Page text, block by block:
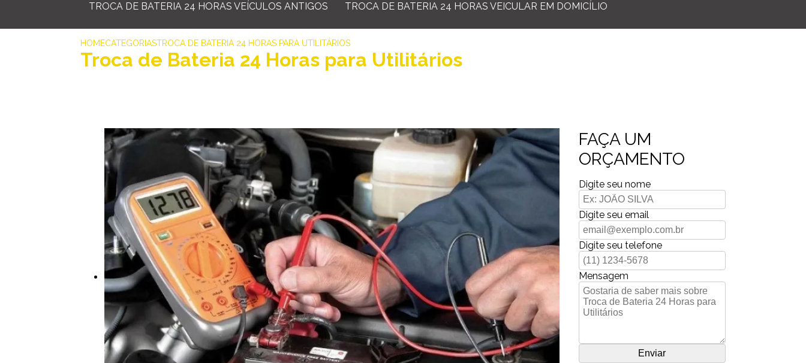
TROCA DE BATERIA 24 HORAS VEÍCULOS ANTIGOS
TROCA DE BATERIA 24 HORAS VEICULAR EM DOMICÍLIO
HOMECATEGORIASTROCA DE BATERIA 24 HORAS PARA UTILITÁRIOS
Troca de Bateria 24 Horas para Utilitários
FAÇA UM
ORÇAMENTO
Digite seu nome
Digite seu email
Digite seu telefone
Mensagem